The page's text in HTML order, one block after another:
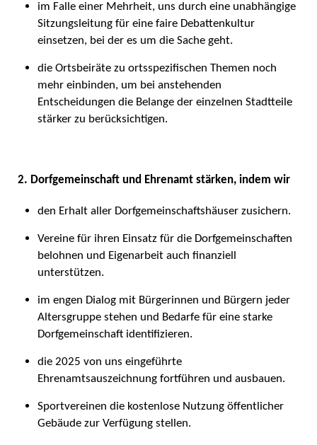
im Falle einer Mehrheit, uns durch eine unabhängige
Sitzungsleitung für eine faire Debattenkultur
einsetzen, bei der es um die Sache geht.
die Ortsbeiräte zu ortsspezifischen Themen noch
mehr einbinden, um bei anstehenden
Entscheidungen die Belange der einzelnen Stadtteile
stärker zu berücksichtigen.
2. Dorfgemeinschaft und Ehrenamt stärken, indem wir
den Erhalt aller Dorfgemeinschaftshäuser zusichern.
Vereine für ihren Einsatz für die Dorfgemeinschaften
belohnen und Eigenarbeit auch finanziell
unterstützen.
im engen Dialog mit Bürgerinnen und Bürgern jeder
Altersgruppe stehen und Bedarfe für eine starke
Dorfgemeinschaft identifizieren.
die 2025 von uns eingeführte
Ehrenamtsauszeichnung fortführen und ausbauen.
Sportvereinen die kostenlose Nutzung öffentlicher
Gebäude zur Verfügung stellen.